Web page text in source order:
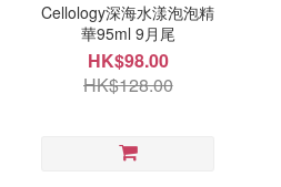
Cellology深海水漾泡泡精
華95ml 9月尾
HK$98.00
HK$128.00